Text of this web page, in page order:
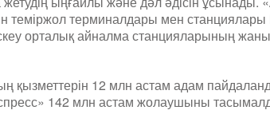
теміржол терминалдары мен
орталық айналма станцияларының
12 млн астам адам
142 млн астам жолаушыны